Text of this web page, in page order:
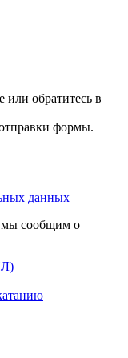
или обратитесь в
формы.
данных
мы сообщим о